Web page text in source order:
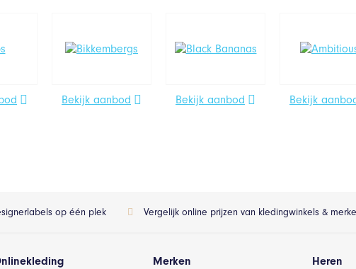
Bekijk aanbod Bekijk aanbod Bekijk
op één plek Vergelijk online prijzen van kledingwinkels &
Merken Heren